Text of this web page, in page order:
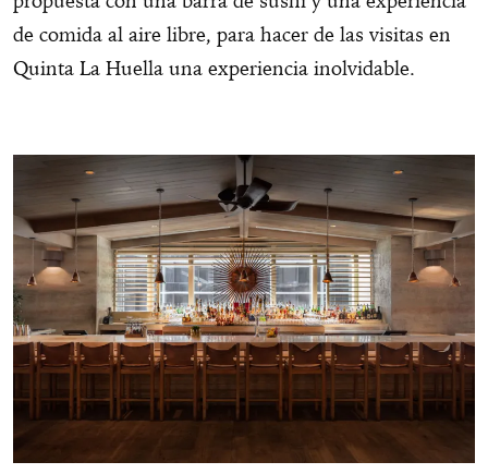
de comida al aire libre, para hacer de las visitas en
Quinta La Huella una experiencia inolvidable.